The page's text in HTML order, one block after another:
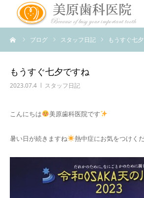
ブログ スタッフ日記 もうすぐ七
もうすぐ七夕ですね
2023.07.4 スタッフ日記
こんにちは 美原歯科医院です
暑い日が続きますね 熱中症にお気をつけく
医院のコンセプト
診療案内
スタッフブログ